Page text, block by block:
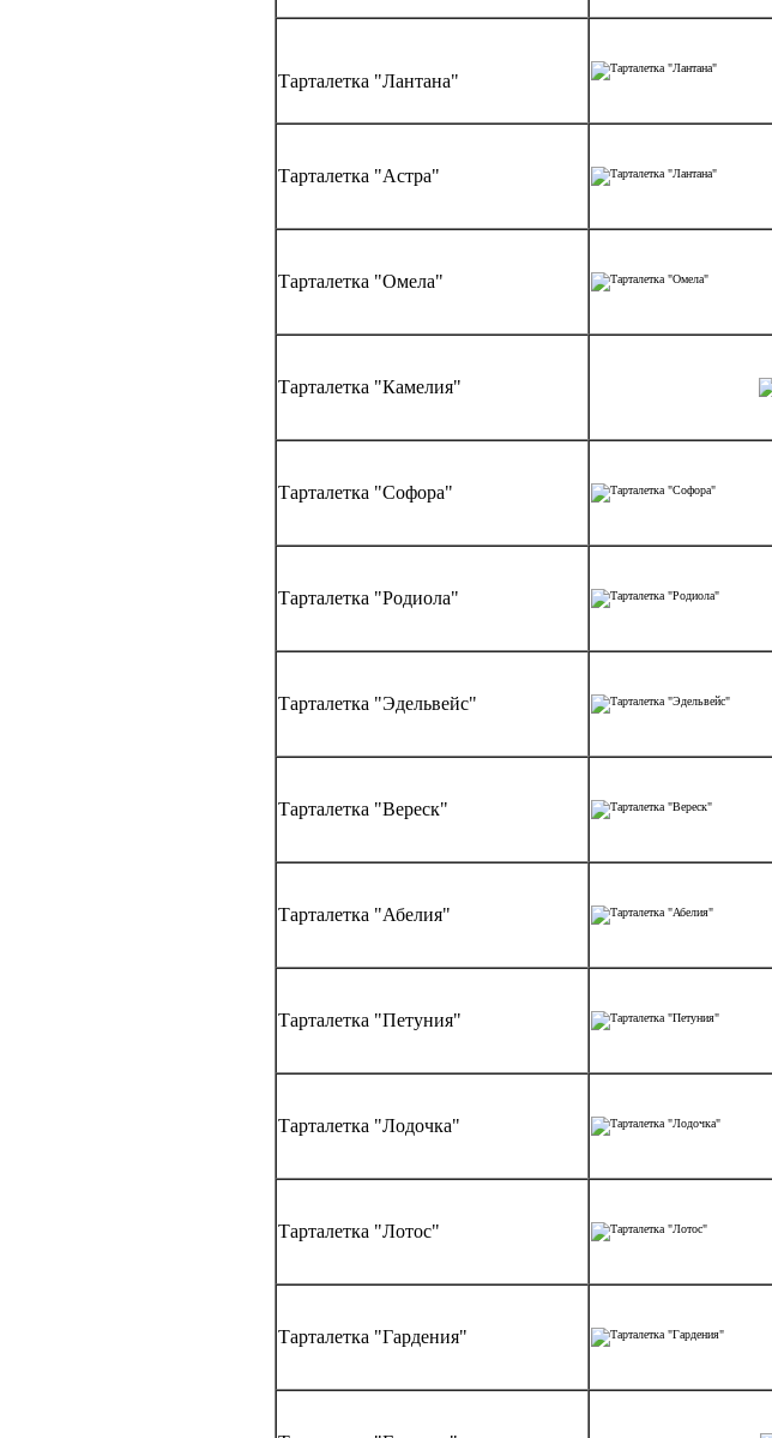
Тарталетка "Лантана"
Тарталетка "Астра"
Тарталетка "Омела"
Тарталетка "Камелия"
Тарталетка "Софора"
Тарталетка "Родиола"
Тарталетка "Эдельвейс"
Тарталетка "Вереск"
Тарталетка "Абелия"
Тарталетка "Петуния"
Тарталетка "Лодочка"
Тарталетка "Лотос"
Тарталетка "Гардения"